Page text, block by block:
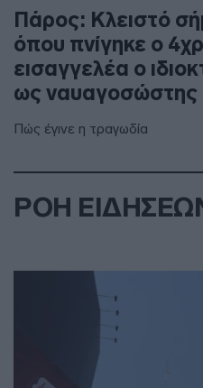
Πάρος: Κλειστό
όπου πνίγηκε ο
εισαγγελέα ο
ως ναυαγοσώστης
Πώς έγινε η τραγωδία
ΡΟΗ